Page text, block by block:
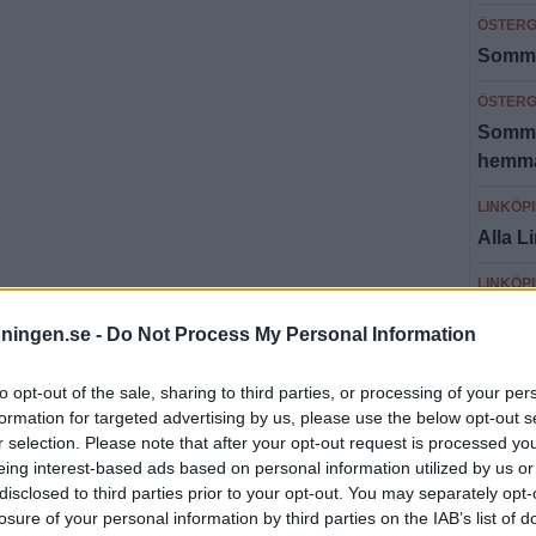
- Do Not Process My Personal Information
opt-out of the sale, sharing to third parties, or processing of your
for targeted advertising by us, please use the below opt-out
selection. Please note that after your opt-out request is processed
interest-based ads based on personal information utilized by us
to third parties prior to your opt-out. You may separately
of your personal information by third parties on the IAB’s list of
Alla
Gå